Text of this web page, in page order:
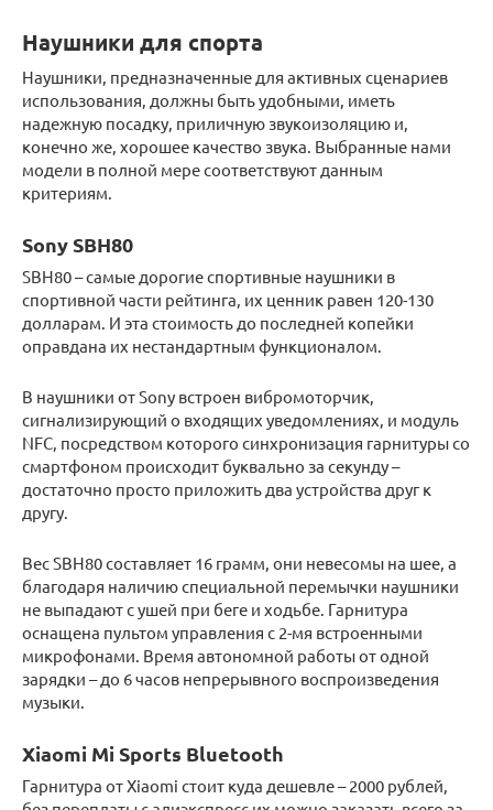
Наушники для спорта
Наушники, предназначенные для активных сценариев
использования, должны быть удобными, иметь
надежную посадку, приличную звукоизоляцию и,
конечно же, хорошее качество звука. Выбранные нами
модели в полной мере соответствуют данным
критериям.
Sony SBH80
SBH80 – самые дорогие спортивные наушники в
спортивной части рейтинга, их ценник равен 120-130
долларам. И эта стоимость до последней копейки
оправдана их нестандартным функционалом.
В наушники от Sony встроен вибромоторчик,
сигнализирующий о входящих уведомлениях, и модуль
NFC, посредством которого синхронизация гарнитуры со
смартфоном происходит буквально за секунду –
достаточно просто приложить два устройства друг к
другу.
Вес SBH80 составляет 16 грамм, они невесомы на шее, а
благодаря наличию специальной перемычки наушники
не выпадают с ушей при беге и ходьбе. Гарнитура
оснащена пультом управления с 2-мя встроенными
микрофонами. Время автономной работы от одной
зарядки – до 6 часов непрерывного воспроизведения
музыки.
Xiaomi Mi Sports Bluetooth
Гарнитура от Xiaomi стоит куда дешевле – 2000 рублей,